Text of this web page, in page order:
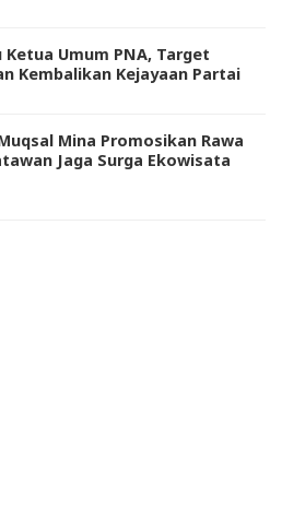
Ketua Umum PNA, Target
Kembalikan Kejayaan Partai
Mina Promosikan Rawa
Jaga Surga Ekowisata